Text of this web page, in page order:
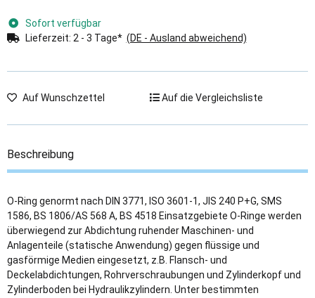
Sofort verfügbar
Lieferzeit: 2 - 3 Tage* (DE - Ausland abweichend)
Auf Wunschzettel Auf die Vergleichsliste
Beschreibung
O-Ring genormt nach DIN 3771, ISO 3601-1, JIS 240 P+G, SMS
1586, BS 1806/AS 568 A, BS 4518 Einsatzgebiete O-Ringe werden
überwiegend zur Abdichtung ruhender Maschinen- und
Anlagenteile (statische Anwendung) gegen flüssige und
gasförmige Medien eingesetzt, z.B. Flansch- und
Deckelabdichtungen, Rohrverschraubungen und Zylinderkopf und
Zylinderboden bei Hydraulikzylindern. Unter bestimmten